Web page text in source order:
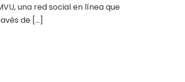
una red social en línea que
de [...]